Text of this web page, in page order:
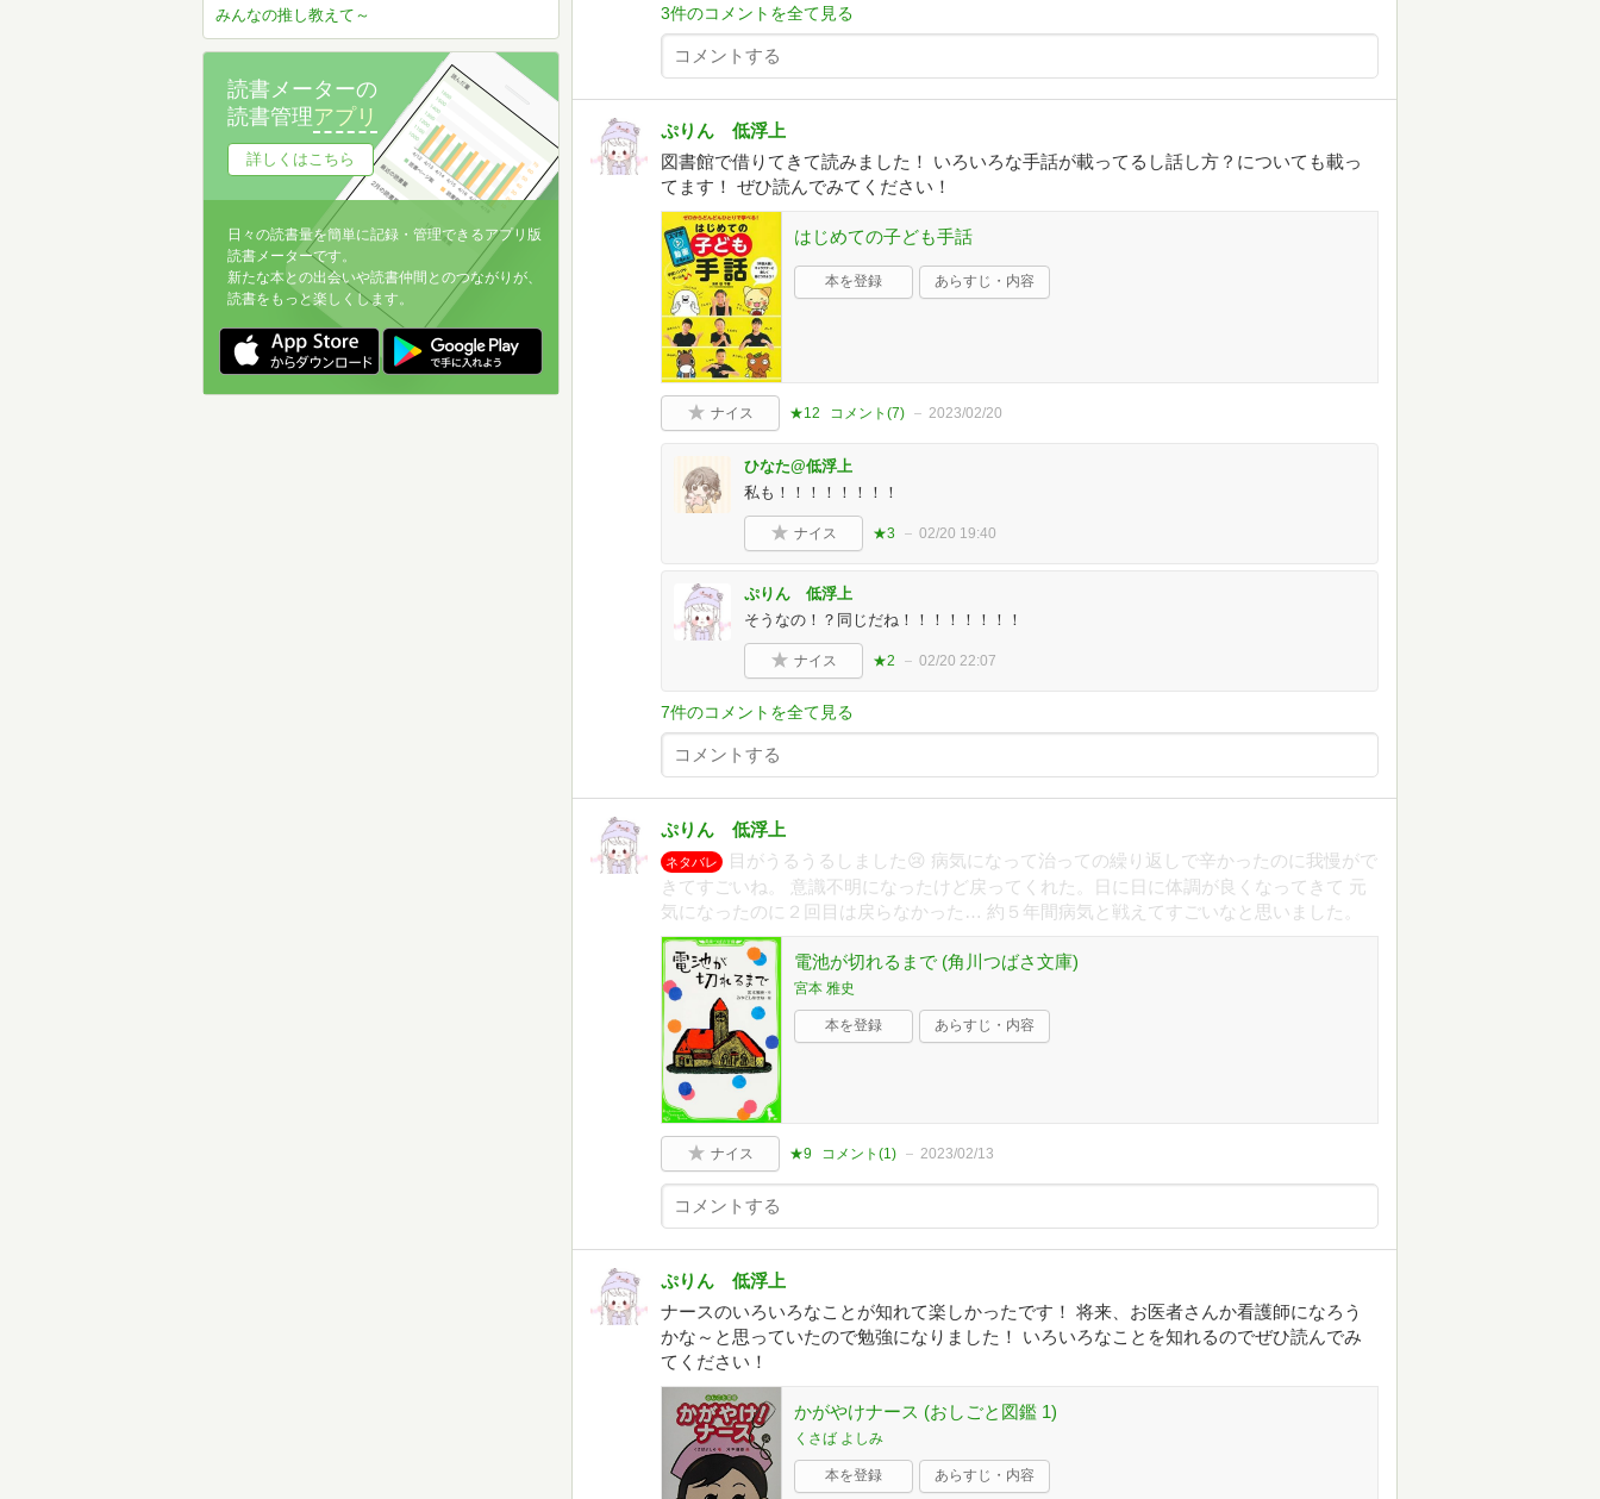
3件のコメントを全て見る
ぷりん 低浮上
図書館で借りてきて読みました！ いろいろな手話が載ってるし話し方？についても載っ
てます！ ぜひ読んでみてください！
はじめての子ども手話
本を登録 あらすじ・内容
ナイス ★12 コメント(7) 2023/02/20
ひなた@低浮上
私も！！！！！！！！
ナイス ★3 02/20 19:40
ぷりん 低浮上
そうなの！？同じだね！！！！！！！！
ナイス ★2 02/20 22:07
7件のコメントを全て見る
ぷりん 低浮上
ネタバレ
目がうるうるしました😢 病気になって治っての繰り返しで辛かったのに我慢がで
きてすごいね。 意識不明になったけど戻ってくれた。日に日に体調が良くなってきて 元
気になったのに２回目は戻らなかった… 約５年間病気と戦えてすごいなと思いました。
電池が切れるまで (角川つばさ文庫)
宮本 雅史
本を登録 あらすじ・内容
ナイス ★9 コメント(1 ) 2023/02/13
ぷりん 低浮上
ナースのいろいろなことが知れて楽しかったです！ 将来、お医者さんか看護師になろう
かな～と思っていたので勉強になりました！ いろいろなことを知れるのでぜひ読んでみ
てください！
かがやけナース (おしごと図鑑 1)
くさば よしみ
本を登録 あらすじ・内容
みんなの推し教えて～
読書メーターの
読書管理アプリ
詳しくはこちら
日々の読書量を簡単に記録・管理できるアプリ版
読書メーターです。
新たな本との出会いや読書仲間とのつながりが、
読書をもっと楽しくします。